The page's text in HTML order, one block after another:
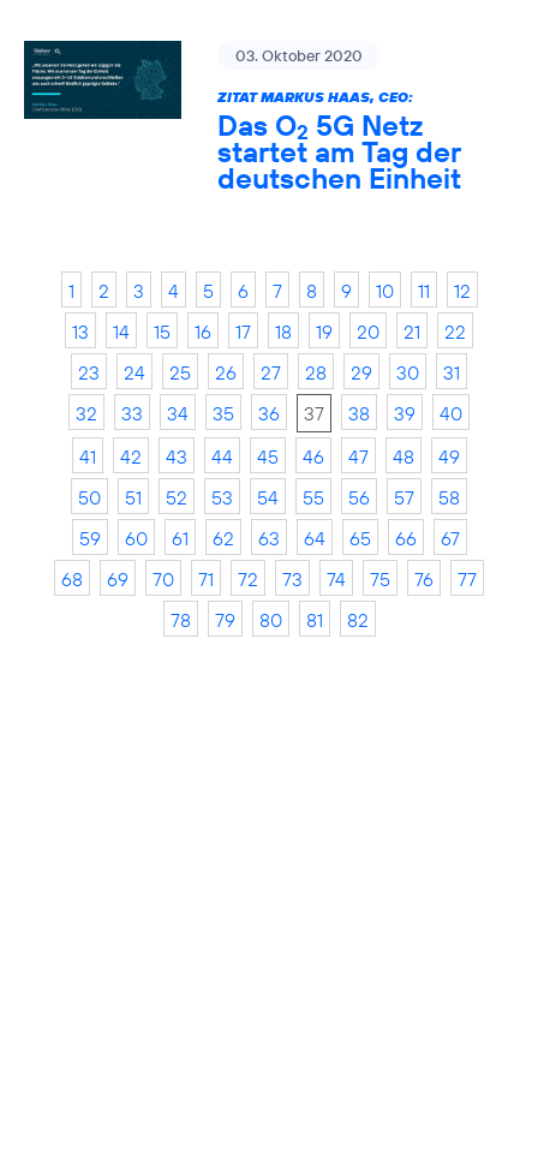
03. Oktober 2020
ZITAT MARKUS HAAS, CEO:
Das O2 5G Netz
startet am Tag der
deutschen Einheit
1 2 3 4 5 6 7 8 9 10 11
12
13
14 15 16 17 18 19 20 21
22
23
24 25 26 27 28 29 30
31
32
33 34 35 36 37 38 39
40
41
42 43 44 45 46 47 48
49
50
51 52 53 54 55 56 57
58
59
60 61 62 63 64 65 66
67
68
69 70 71 72 73 74 75 76
77
78
79 80 81 82